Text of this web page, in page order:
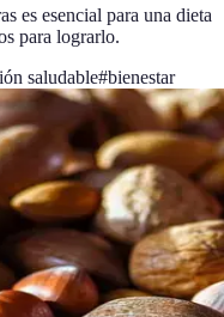
es esencial para una dieta
para lograrlo.
saludable#bienestar